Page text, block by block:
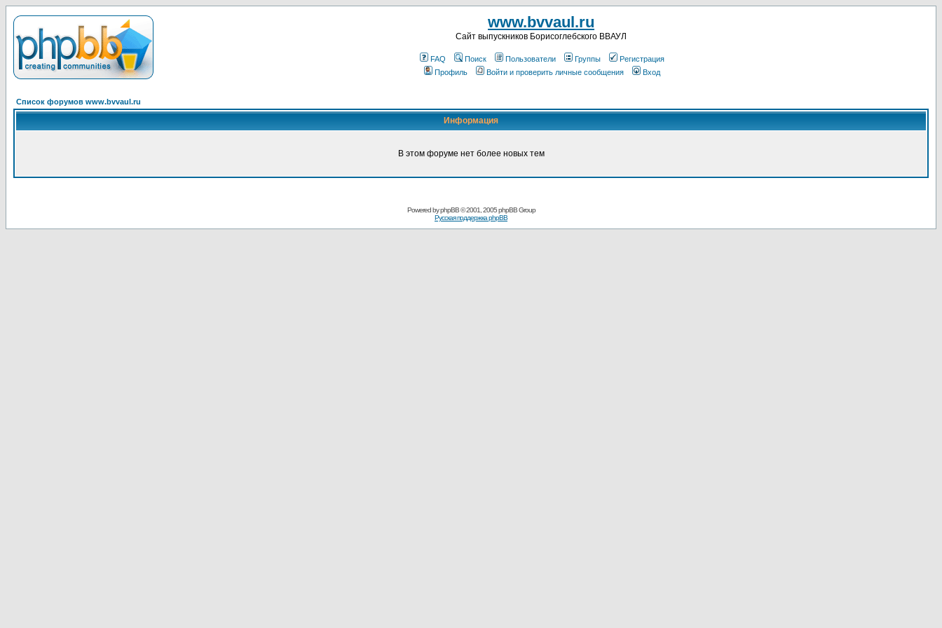
www.bvvaul.ru
Cайт выпускников Борисоглебского ВВАУЛ
FAQ Поиск Пользователи Группы
Регистрация
Профиль
Войти и проверить личные сообщения Вход
Список форумов www.bvvaul.ru
Информация
В этом форуме нет более новых тем
Powered byphpBB© 2001, 2005 phpBB Group
Русская поддержка phpBB